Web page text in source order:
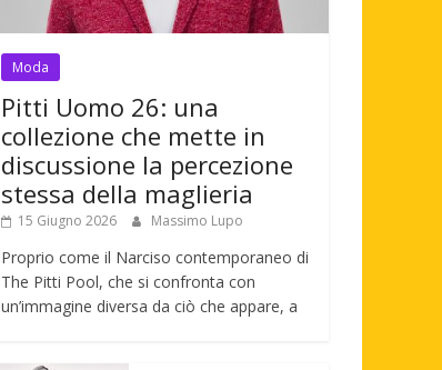
Moda
Pitti Uomo 26: una
collezione che mette in
discussione la percezione
stessa della maglieria
15 Giugno 2026 Massimo Lupo
Proprio come il Narciso contemporaneo di
The Pitti Pool, che si confronta con
un’immagine diversa da ciò che appare, a